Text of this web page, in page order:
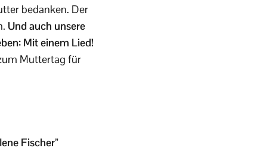
bedanken. Der
Und auch unsere
Mit einem Lied!
Muttertag für
Fischer”